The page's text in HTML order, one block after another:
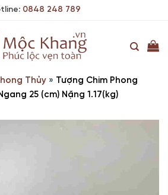
0848 248 789
Thủy » Tượng Chim Phong
25 (cm) Nặng 1.17(kg)